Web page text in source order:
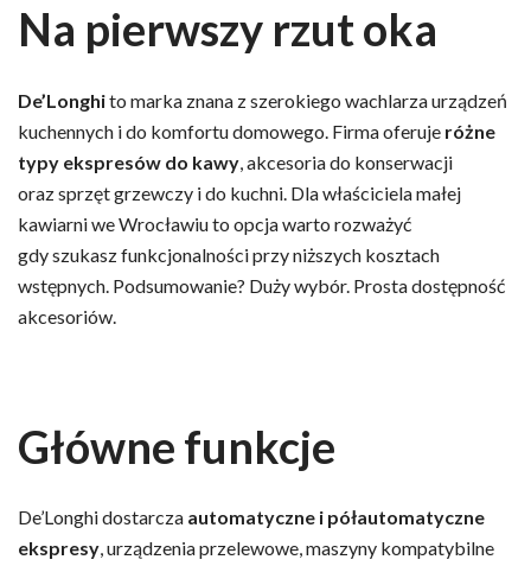
Na pierwszy rzut oka
De’Longhito marka znana z szerokiego wachlarza urządzeń
kuchennych i do komfortu domowego. Firma oferuje różne
typy ekspresów do kawy , akcesoria do konserwacji
oraz sprzęt grzewczy i do kuchni. Dla właściciela małej
kawiarni we Wrocławiu to opcja warto rozważyć
gdy szukasz funkcjonalności przy niższych kosztach
wstępnych. Podsumowanie? Duży wybór. Prosta dostępność
akcesoriów.
Główne funkcje
De’Longhi dostarcza automatyczne i półautomatyczne
ekspresy, urządzenia przelewowe, maszyny kompatybilne